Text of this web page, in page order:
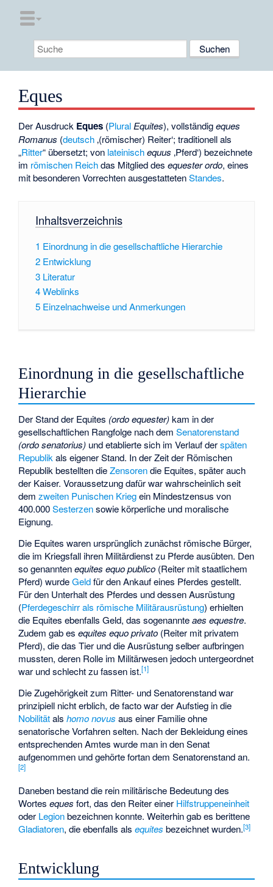
Eques
Der Ausdruck Eques (Plural Equites), vollständigeques
Romanus (deutsch ‚(römischer) Reiter‘; traditionell als
„Ritter“ übersetzt; von lateinisch equus ‚Pferd‘) bezeichnete
im römischen Reichdas Mitglied desequester ordo, eines
mit besonderen Vorrechten ausgestattetenStandes.
Inhaltsverzeichnis
1 Einordnung in die gesellschaftliche Hierarchie
2 Entwicklung
3 Literatur
4Weblinks
5 Einzelnachweise und Anmerkungen
Einordnung in die gesellschaftliche
Hierarchie
Der Stand der Equites (ordo equester)kam in der
gesellschaftlichen Rangfolge nach demSenatorenstand
(ordo senatorius) und etablierte sich im Verlauf derspäten
Republikals eigener Stand. In der Zeit der Römischen
Republik bestellten dieZensorendie Equites, später auch
der Kaiser. Voraussetzung dafür war wahrscheinlich seit
demzweiten Punischen Kriegein Mindestzensus von
400.000Sesterzensowie körperliche und moralische
Eignung.
Die Equites waren ursprünglich zunächst römische Bürger,
die im Kriegsfall ihren Militärdienst zu Pferde ausübten. Den
so genanntenequites equo publico (Reiter mit staatlichem
Pferd) wurdeGeldfür den Ankauf eines Pferdes gestellt.
Für den Unterhalt des Pferdes und dessen Ausrüstung
(Pferdegeschirr als römische Militärausrüstung) erhielten
die Equites ebenfalls Geld, das sogenannteaes equestre.
Zudem gab esequites equo privato (Reiter mit privatem
Pferd), die das Tier und die Ausrüstung selber aufbringen
mussten, deren Rolle im Militärwesen jedoch untergeordnet
war und schlecht zu fassen ist.[1]
Die Zugehörigkeit zum Ritter- und Senatorenstand war
prinzipiell nicht erblich, de facto war der Aufstieg in die
Nobilitätalshomo novus aus einer Familie ohne
senatorische Vorfahren selten. Nach der Bekleidung eines
entsprechenden Amtes wurde man in den Senat
aufgenommen und gehörte fortan dem Senatorenstand an.
[2]
Daneben bestand die rein militärische Bedeutung des
Worteseques fort, das den Reiter einer Hilfstruppeneinheit
oder Legionbezeichnen konnte. Weiterhin gab es berittene
Gladiatoren, die ebenfalls alsequites bezeichnet wurden.[3]
Entwicklung